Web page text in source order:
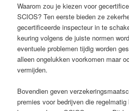
Waarom zou je kiezen voor
SCIOS? Ten eerste bieden ze
gecertificeerde inspecteur in te
keuring volgens de juiste normen
eventuele problemen tijdig worden
alleen ongelukken voorkomen maar
vermijden.
Bovendien geven
premies voor bedrijven die